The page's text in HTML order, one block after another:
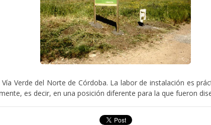
Verde del Norte de Córdoba. La labor de instalación es
es decir, en una posición diferente para la que fueron